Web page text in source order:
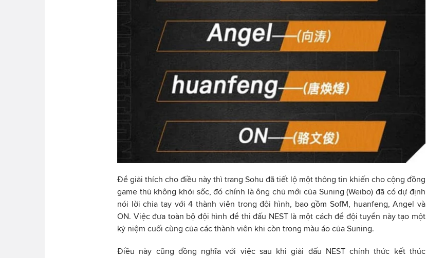
Để giải thích cho điều này thì trang Sohu đã tiết lộ một thông tin khiến cho cộng đồng
game thủ không khỏi sốc, đó chính là ông chủ mới của Suning (Weibo) đã có dự định
nói lời chia tay với 4 thành viên trong đội hình, bao gồm SofM, huanfeng, Angel và
ON. Việc đưa toàn bộ đội hình để thi đấu NEST là một cách để đội tuyển này tạo một
kỷ niệm cuối cùng của các thành viên khi còn trong màu áo của Suning.
Điều này cũng đồng nghĩa với việc sau khi giải đấu NEST chính thức kết thúc